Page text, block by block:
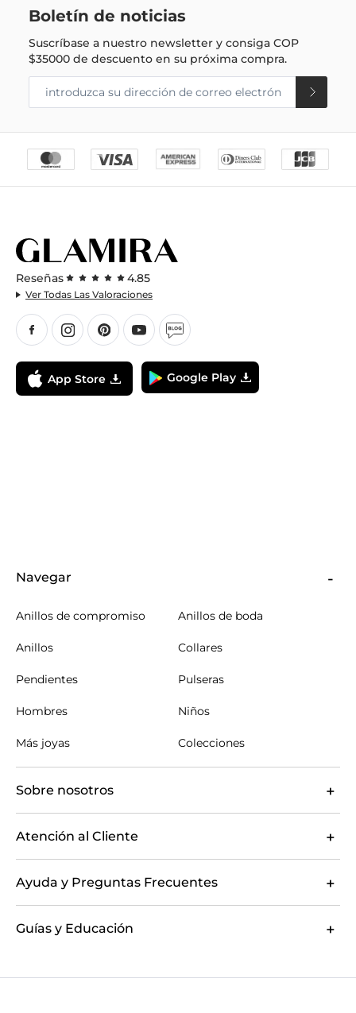
Boletín de noticias
Suscríbase a nuestro newsletter y consigaCOP
$35000 de descuento en su próxima compra.
Reseñas 4.85
Ver Todas Las Valoraciones
App Store Google Play
Navegar
Anillos de compromiso Anillos de boda
Anillos Collares
Pendientes Pulseras
Hombres Niños
Más joyas Colecciones
Sobre nosotros
Atención al Cliente
Ayuda y Preguntas Frecuentes
Guías y Educación